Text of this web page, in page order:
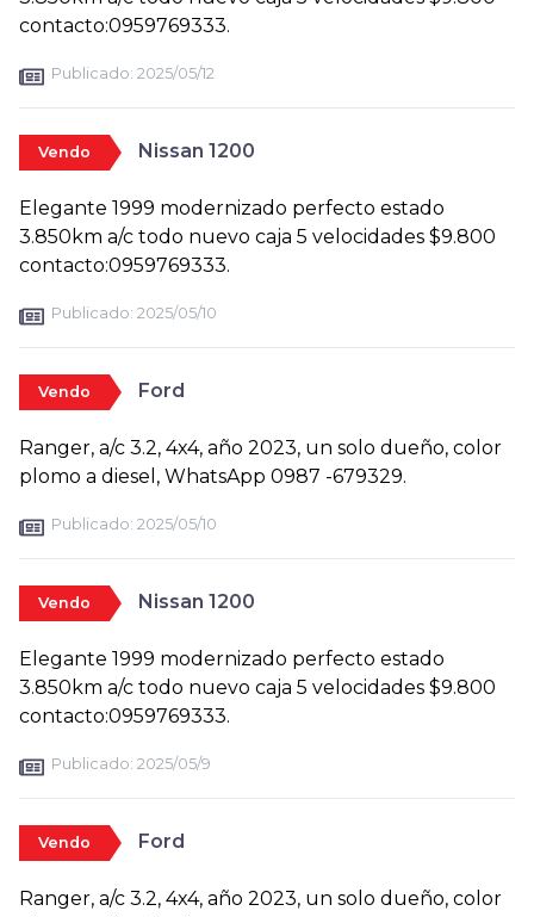
contacto:0959769333.
Publicado: 2025/05/12
Vendo Nissan 1200
Elegante 1999 modernizado perfecto estado
3.850km a/c todo nuevo caja 5 velocidades $9.800
contacto:0959769333.
Publicado: 2025/05/10
Vendo Ford
Ranger, a/c 3.2, 4x4, año 2023, un solo dueño, color
plomo a diesel, WhatsApp 0987 -679329.
Publicado: 2025/05/10
Vendo Nissan 1200
Elegante 1999 modernizado perfecto estado
3.850km a/c todo nuevo caja 5 velocidades $9.800
contacto:0959769333.
Publicado: 2025/05/9
Vendo Ford
Ranger, a/c 3.2, 4x4, año 2023, un solo dueño, color